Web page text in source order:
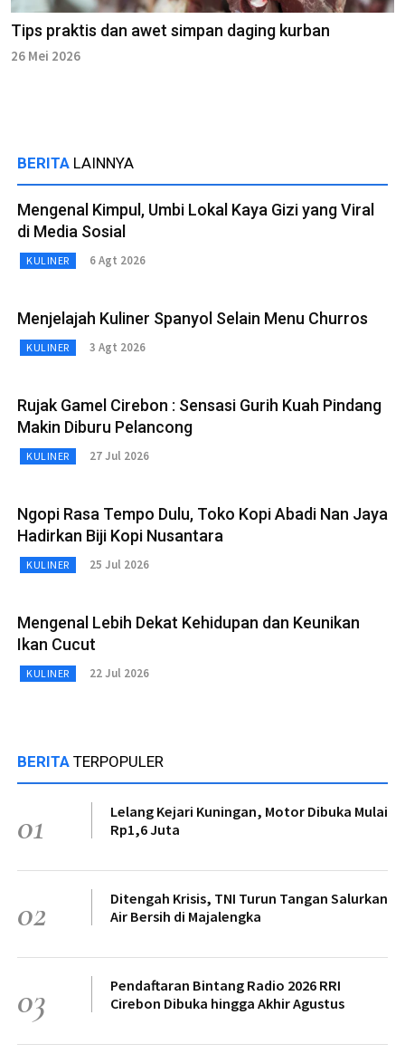
Tips praktis dan awet simpan daging kurban
26 Mei 2026
BERITA LAINNYA
Mengenal Kimpul, Umbi Lokal Kaya Gizi yang Viral
di Media Sosial
KULINER 6 Agt 2026
Menjelajah Kuliner Spanyol Selain Menu Churros
KULINER 3 Agt 2026
Rujak Gamel Cirebon : Sensasi Gurih Kuah Pindang
Makin Diburu Pelancong
KULINER 27 Jul 2026
Ngopi Rasa Tempo Dulu, Toko Kopi Abadi Nan Jaya
Hadirkan Biji Kopi Nusantara
KULINER 25 Jul 2026
Mengenal Lebih Dekat Kehidupan dan Keunikan
Ikan Cucut
KULINER 22 Jul 2026
BERITA TERPOPULER
01
Lelang Kejari Kuningan, Motor Dibuka Mulai
Rp1,6 Juta
02
Ditengah Krisis, TNI Turun Tangan Salurkan
Air Bersih di Majalengka
03
Pendaftaran Bintang Radio 2026 RRI
Cirebon Dibuka hingga Akhir Agustus